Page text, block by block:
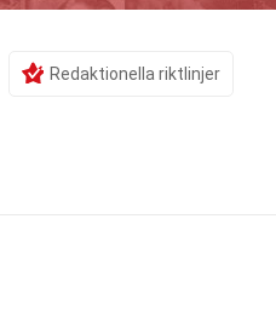
Redaktionella riktlinjer